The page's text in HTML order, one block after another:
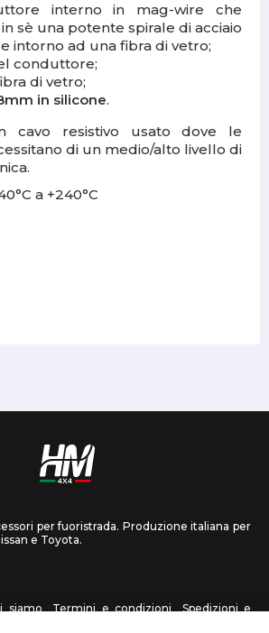
interno in mag-wire che
sè una potente spirale di acciaio
intorno ad una fibra di vetro;
conduttore;
di vetro;
in silicone.
cavo resistivo usato dove le
di un medio/alto livello di
a +240°C
per fuoristrada. Produzione italiana per
e Toyota.
siamo Termini e condizioni
Spedizioni e